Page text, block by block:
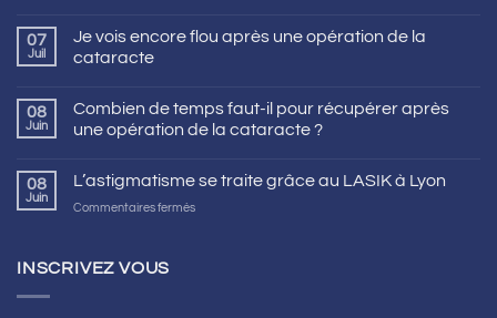
07
Juil
Je vois encore flou après une opération de la
cataracte
08
Juin
Combien de temps faut-il pour récupérer après
une opération de la cataracte ?
08
Juin
L’astigmatisme se traite grâce au LASIK à Lyon
Commentaires ferméssur
INSCRIVEZ VOUS